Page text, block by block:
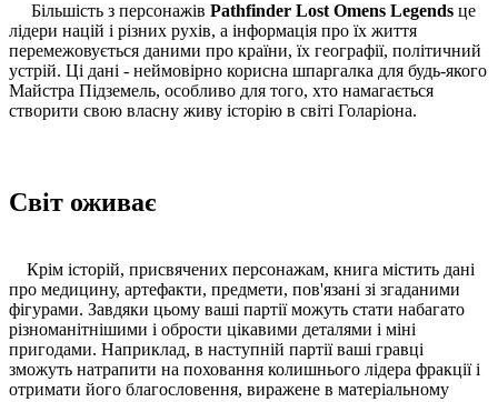
Більшість з персонажів Pathfinder Lost Omens Legends це
лідери націй і різних рухів, а інформація про їх життя
перемежовується даними про країни, їх географії, політичний
устрій. Ці дані - неймовірно корисна шпаргалка для будь-якого
Майстра Підземель, особливо для того, хто намагається
створити свою власну живу історію в світі Голаріона.
Світ оживає
Крім історій, присвячених персонажам, книга містить дані
про медицину, артефакти, предмети, пов'язані зі згаданими
фігурами. Завдяки цьому ваші партії можуть стати набагато
різноманітнішими і обрости цікавими деталями і міні
пригодами. Наприклад, в наступній партії ваші гравці
зможуть натрапити на поховання колишнього лідера фракції і
отримати його благословення, виражене в матеріальному